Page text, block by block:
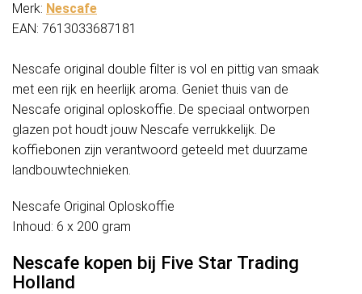
Merk: Nescafe
EAN: 7613033687181
Nescafe original double filter is vol en pittig van smaak
met een rijk en heerlijk aroma. Geniet thuis van de
Nescafe original oploskoffie. De speciaal ontworpen
glazen pot houdt jouw Nescafe verrukkelijk. De
koffiebonen zijn verantwoord geteeld met duurzame
landbouwtechnieken.
Nescafe Original Oploskoffie
Inhoud: 6 x 200 gram
Nescafe kopen bij Five Star Trading
Holland